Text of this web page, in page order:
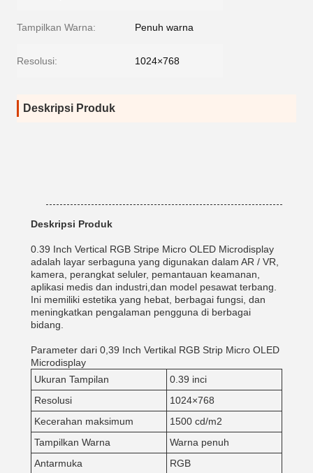
Tampilkan Warna: Penuh warna
Resolusi: 1024×768
Deskripsi Produk
Deskripsi Produk
0.39 Inch Vertical RGB Stripe Micro OLED Microdisplay
adalah layar serbaguna yang digunakan dalam AR / VR,
kamera, perangkat seluler, pemantauan keamanan,
aplikasi medis dan industri,dan model pesawat terbang.
Ini memiliki estetika yang hebat, berbagai fungsi, dan
meningkatkan pengalaman pengguna di berbagai
bidang.
Parameter dari 0,39 Inch Vertikal RGB Strip Micro OLED
Microdisplay
Ukuran Tampilan
0.39 inci
Resolusi
1024×768
Kecerahan maksimum
1500 cd/m2
Tampilkan Warna
Warna penuh
Antarmuka
RGB